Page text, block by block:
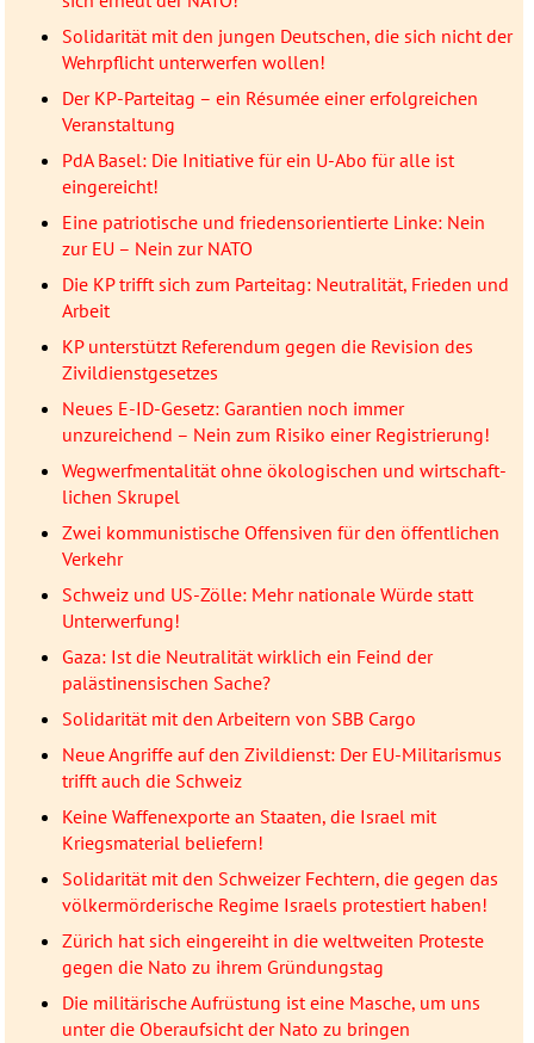
Solidarität mit den jungen Deutschen, die sich nicht der
Wehrpflicht unterwerfen wollen!
Der KP-Parteitag – ein Résumée einer erfolgreichen
Veranstaltung
PdA Basel: Die Initiative für ein U-Abo für alle ist
eingereicht!
Eine patriotische und friedensorientierte Linke: Nein
zur EU – Nein zur NATO
Die KP trifft sich zum Parteitag: Neutralität, Frieden und
Arbeit
KP unterstützt Referendum gegen die Revision des
Zivildienstgesetzes
Neues E-ID-Gesetz: Garantien noch immer
unzureichend – Nein zum Risiko einer Registrierung!
Wegwerfmentalität ohne öko­lo­gischen und wirtschaft­
lichen Skrupel
Zwei kommunistische Offensiven für den öffentlichen
Verkehr
Schweiz und US-Zölle: Mehr nationale Würde statt
Unterwerfung!
Gaza: Ist die Neutralität wirklich ein Feind der
palästinensischen Sache?
Solidarität mit den Arbeitern von SBB Cargo
Neue Angriffe auf den Zivildienst: Der EU-Militarismus
trifft auch die Schweiz
Keine Waffenexporte an Staaten, die Israel mit
Kriegsmaterial beliefern!
Solidarität mit den Schweizer Fechtern, die gegen das
völkermörderische Regime Israels protestiert haben!
Zürich hat sich eingereiht in die weltweiten Proteste
gegen die Nato zu ihrem Gründungstag
Die militärische Aufrüstung ist eine Masche, um uns
unter die Oberaufsicht der Nato zu bringen